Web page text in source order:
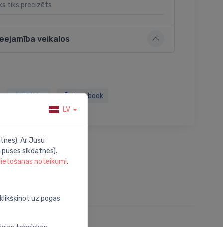
tiks precizēts
veikalos
Twitter Facebook
LV
Ar Jūsu
sīkdatnes).
noteikumi.
uz pogas